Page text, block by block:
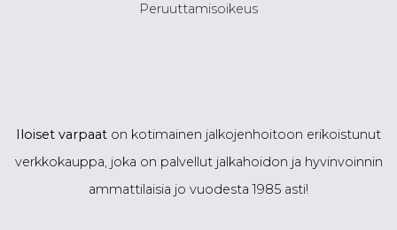
Peruuttamisoikeus
Iloiset varpaat on kotimainen jalkojenhoitoon erikoistunut
verkkokauppa, joka on palvellut jalkahoidon ja hyvinvoinnin
ammattilaisia jo vuodesta 1985 asti!